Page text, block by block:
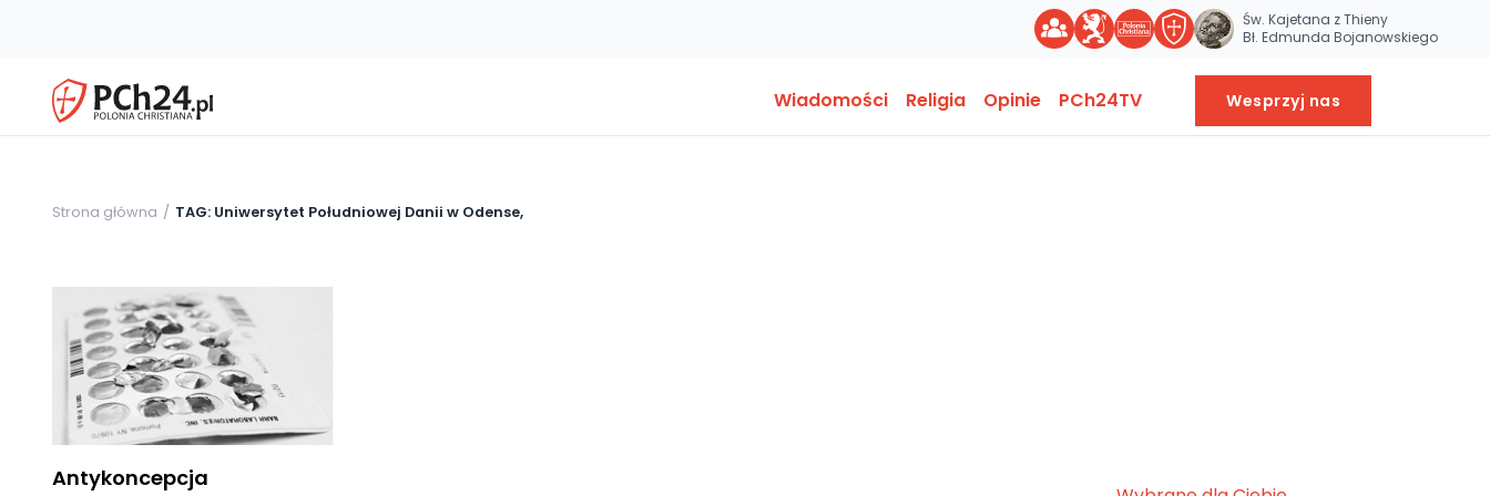
Św. Kajetana z Thieny
Bł. Edmunda Bojanowskiego
Wiadomości Religia Opinie PCh24TV Wesprzyj nas
Strona główna TAG: Uniwersytet Południowej Danii w Odense,
Antykoncepcja